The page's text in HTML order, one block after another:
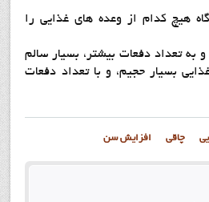
هیچ کدام از وعده های غذایی را
و به تعداد دفعات بیشتر، بسیار سالم
بسیار حجیم، و با تعداد دفعات
چاقی افزایش سن